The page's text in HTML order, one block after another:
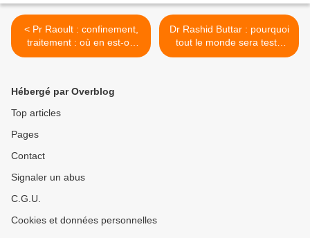
< Pr Raoult : confinement,
traitement : où en est-on
avec le Covid-19 ? ?
Dr Rashid Buttar : pourquoi
tout le monde sera testé
positif au Covid-19 ? >
Hébergé par Overblog
Top articles
Pages
Contact
Signaler un abus
C.G.U.
Cookies et données personnelles